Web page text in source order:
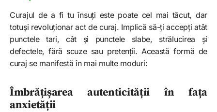
Curajul de a fi tu însuți este poate cel mai tăcut, dar
totuși revoluționar act de curaj. Implică să-ți accepți atât
punctele tari, cât și punctele slabe, strălucirea și
defectele, fără scuze sau pretenții. Această formă de
curaj se manifestă în mai multe moduri:
Îmbrățișarea autenticității în fața
anxietății